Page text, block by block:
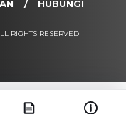
HUBUNGI
RIGHTS RESERVED